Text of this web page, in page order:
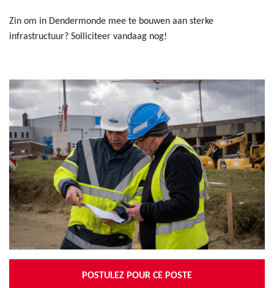
Zin om in Dendermonde mee te bouwen aan sterke
infrastructuur? Solliciteer vandaag nog!
POSTULEZ POUR CE POSTE